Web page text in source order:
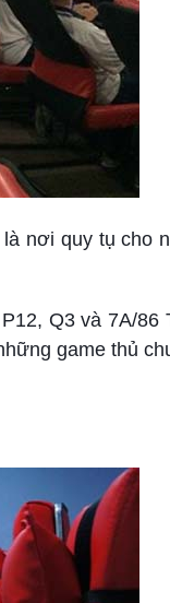
nơi quy tụ cho
Q3 và 7A/86
game thủ